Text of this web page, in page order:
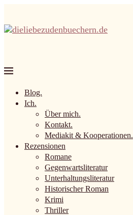
Blog.
Ich.
Über mich.
Kontakt.
Mediakit & Kooperationen.
Rezensionen
Romane
Gegenwartsliteratur
Unterhaltungsliteratur
Historischer Roman
Krimi
Thriller